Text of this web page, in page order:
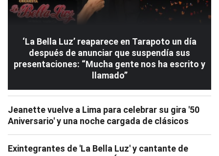
‘La Bella Luz’ reaparece en Tarapoto un día
después de anunciar que suspendía sus
presentaciones: “Mucha gente nos ha escrito y
llamado”
Jeanette vuelve a Lima para celebrar su gira '50
Aniversario' y una noche cargada de clásicos
Exintegrantes de 'La Bella Luz' y cantante de